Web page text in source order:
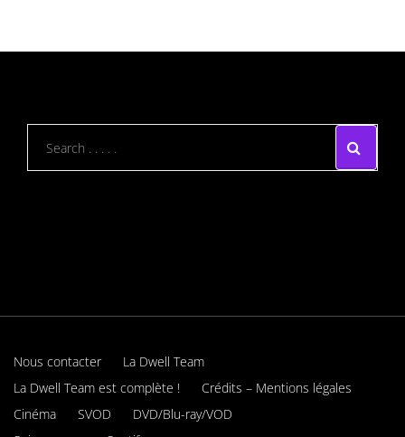
Nous contacter
La Dwell Team
La Dwell Team est complète !
Crédits – Mentions légales
Cinéma
SVOD
DVD/Blu-ray/VOD